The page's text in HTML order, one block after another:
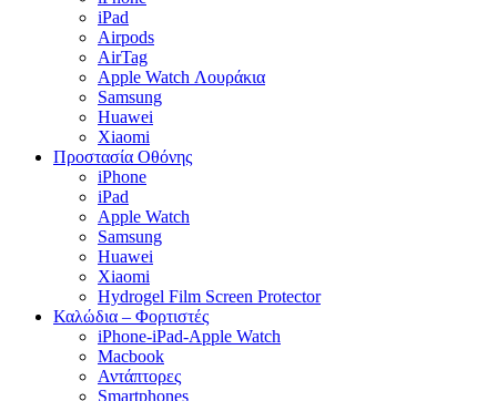
iPad
Airpods
AirTag
Apple Watch Λουράκια
Samsung
Huawei
Xiaomi
Προστασία Οθόνης
iPhone
iPad
Apple Watch
Samsung
Huawei
Xiaomi
Hydrogel Film Screen Protector
Καλώδια – Φορτιστές
iPhone-iPad-Apple Watch
Macbook
Αντάπτορες
Smartphones